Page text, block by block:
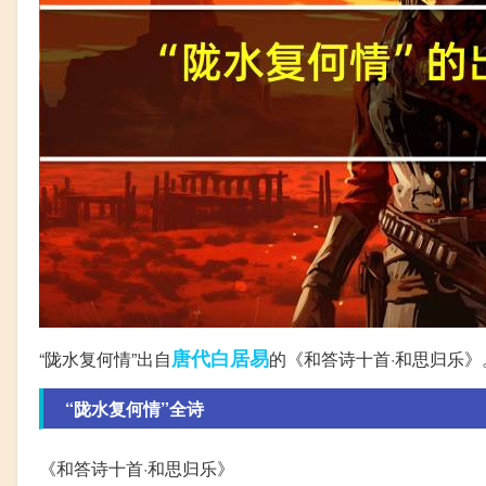
“陇水复何情”出自唐代白居易的《和答诗十首·和思归乐
“陇水复何情”全诗
《和答诗十首·和思归乐》